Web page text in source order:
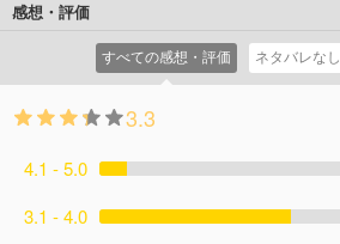
感想・評価
すべての感想・評価 ネタバレなし
3.3
4.1 - 5.0
3.1 - 4.0